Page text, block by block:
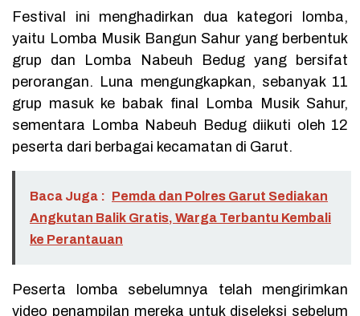
Festival ini menghadirkan dua kategori lomba,
yaitu Lomba Musik Bangun Sahur yang berbentuk
grup dan Lomba Nabeuh Bedug yang bersifat
perorangan. Luna mengungkapkan, sebanyak 11
grup masuk ke babak final Lomba Musik Sahur,
sementara Lomba Nabeuh Bedug diikuti oleh 12
peserta dari berbagai kecamatan di Garut.
Baca Juga : Pemda dan Polres Garut Sediakan
Angkutan Balik Gratis, Warga Terbantu Kembali
ke Perantauan
Peserta lomba sebelumnya telah mengirimkan
video penampilan mereka untuk diseleksi sebelum